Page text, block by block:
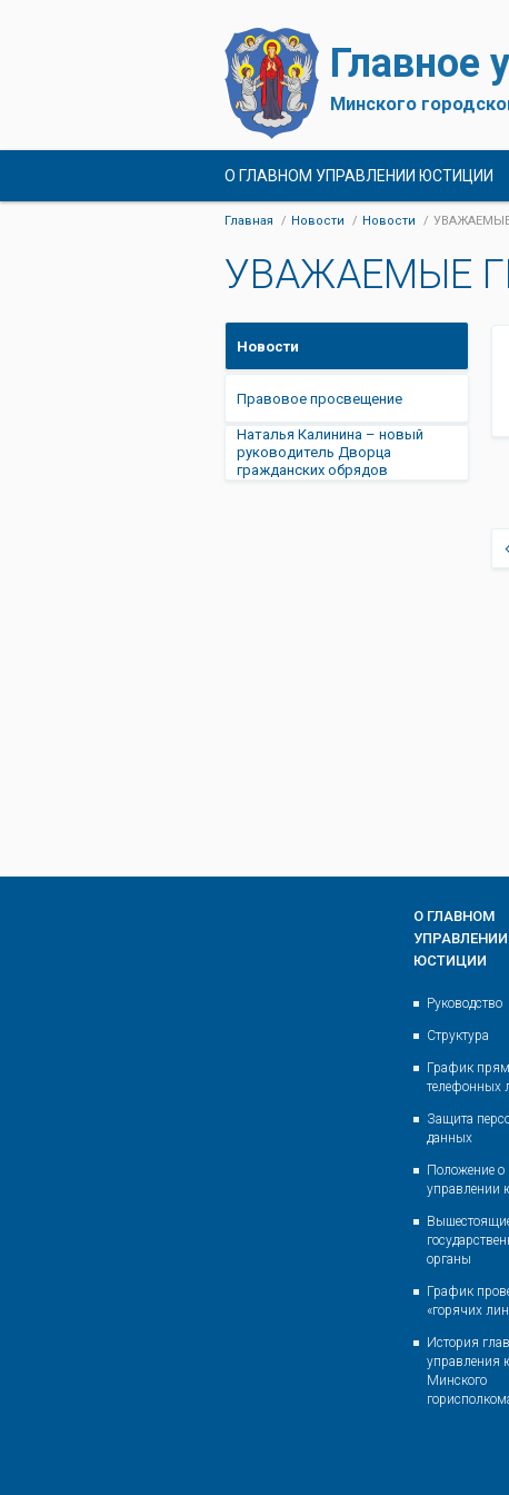
Главное
Минского
О ГЛАВНОМ УПРАВЛЕНИИ ЮСТИЦИИ
Главная Новости Новости
УВАЖАЕМЫЕ
Новости
Правовое просвещение
Наталья Калинина – новый
руководитель Дворца
гражданских обрядов
О ГЛАВНОМ
УПРАВЛЕНИИ
ЮСТИЦИИ
Руководство
Структура
График
телефонных
Защита
данных
Положение о
управлении
органы
График
«горячих
История
управления
Минского